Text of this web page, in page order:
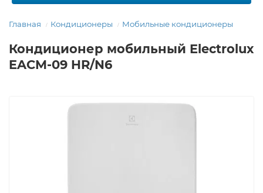
Главная Кондиционеры Мобильные кондиционеры
Кондиционер мобильный Electrolux
EACM-09 HR/N6